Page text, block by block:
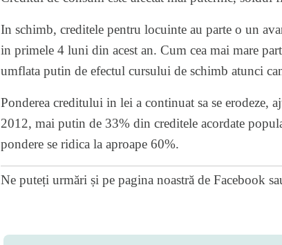
In schimb, creditele pentru locuinte au parte o un
in primele 4 luni din acest an. Cum cea mai mare
umflata putin de efectul cursului de schimb atunci
Ponderea creditului in lei a continuat sa se
2012, mai putin de 33% din creditele acordate
pondere se ridica la aproape 60%.
Ne puteți urmări și pe pagina noastră de Facebook